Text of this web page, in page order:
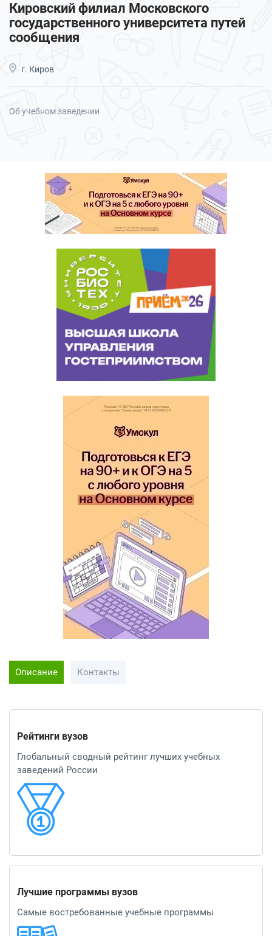
Кировский филиал Московского
государственного университета путей
сообщения
г. Киров
Об учебном заведении
Описание Контакты
Рейтинги вузов
Глобальный сводный рейтинг лучших учебных
заведений России
Лучшие программы вузов
Самые востребованные учебные программы